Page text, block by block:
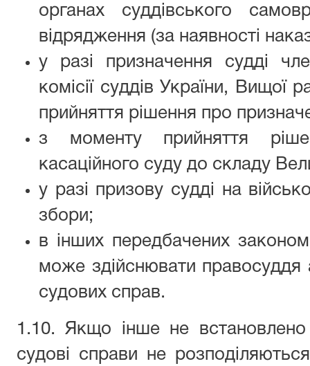
органах суддівського
відрядження (за наявності
у разі призначення судді
комісії суддів України, Вищої
прийняття рішення про
з моменту прийняття
касаційного суду до складу
у разі призову судді на
збори;
в інших передбачених
може здійснювати правосуддя
судових справ.
1.10. Якщо інше не
судові справи не